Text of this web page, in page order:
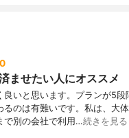
ませたい人にオススメ
良いと思います。プランが5段
るのは有難いです。私は、大
で別の会社で利用…続きを見る